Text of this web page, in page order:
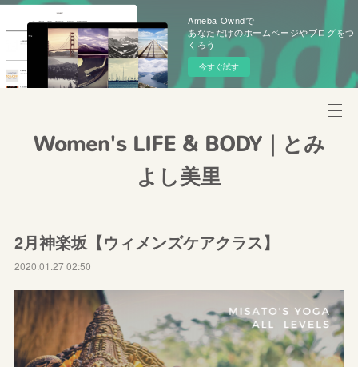
Ameba Owndで
あなただけのホームページやブログをつ
くろう
今すぐ試す
Women's LIFE & BODY｜とみ
よし美里
2月神楽坂【ウィメンズケアクラス】
2020.01.27 02:50